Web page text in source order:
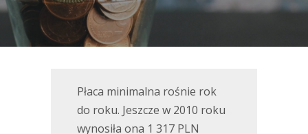
Płaca minimalna rośnie rok
do roku. Jeszcze w 2010 roku
wynosiła ona 1 317 PLN